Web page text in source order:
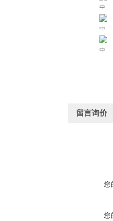
中
中
中
留言询价
您
您